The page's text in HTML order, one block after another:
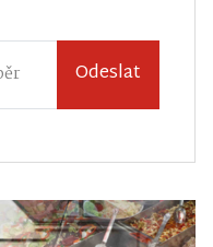
Odeslat